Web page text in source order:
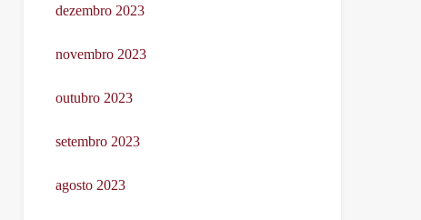
dezembro 2023
novembro 2023
outubro 2023
setembro 2023
agosto 2023